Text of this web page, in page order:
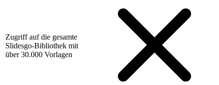
Zugriff auf die gesamte
Slidesgo-Bibliothek mit
über 30.000 Vorlagen